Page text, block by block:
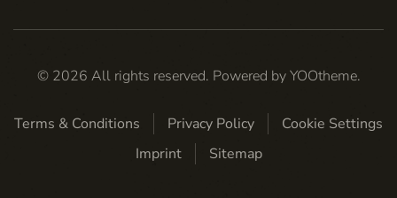
© 2026 All rights reserved. Powered byYOOtheme.
Terms & Conditions Privacy Policy
Cookie Settings
Imprint
Sitemap